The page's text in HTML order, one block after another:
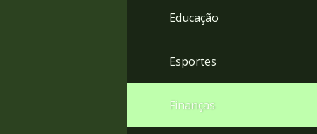
Educação
Esportes
Finanças